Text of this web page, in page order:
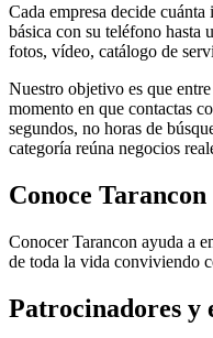
Cada empresa decide
básica con su teléfono hasta
fotos, vídeo, catálogo de
Nuestro objetivo es que
momento en que contactas
segundos, no horas de
categoría reúna negocios
Conoce Tarancon
Conocer Tarancon ayuda a
de toda la vida conviviendo
Patrocinadores y